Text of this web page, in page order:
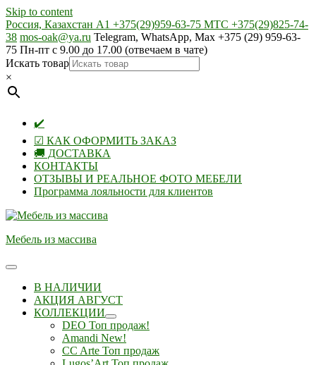
Skip to content
Россия, Казахстан А1 +375(29)959-63-75 МТС +375(29)825-74-
38 mos-oak@ya.ru Telegram, WhatsApp, Max +375 (29) 959-63-
75 Пн-пт с 9.00 до 17.00 (отвечаем в чате)
Искать товар
×
✔️
☑ КАК ОФОРМИТЬ ЗАКАЗ
🚚 ДОСТАВКА
КОНТАКТЫ
ОТЗЫВЫ И РЕАЛЬНОЕ ФОТО МЕБЕЛИ
Программа лояльности для клиентов
Мебель из массива
В НАЛИЧИИ
АКЦИЯ АВГУСТ
КОЛЛЕКЦИИ
DEO Топ продаж!
Amandi New!
CC Arte Топ продаж